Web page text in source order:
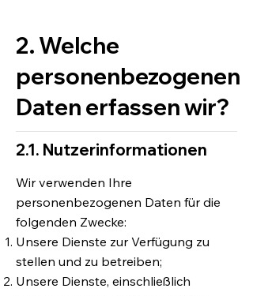
2. Welche
personenbezogenen
Daten erfassen wir?
2.1. Nutzerinformationen
Wir verwenden Ihre
personenbezogenen Daten für die
folgenden Zwecke:
Unsere Dienste zur Verfügung zu
stellen und zu betreiben;
Unsere Dienste, einschließlich